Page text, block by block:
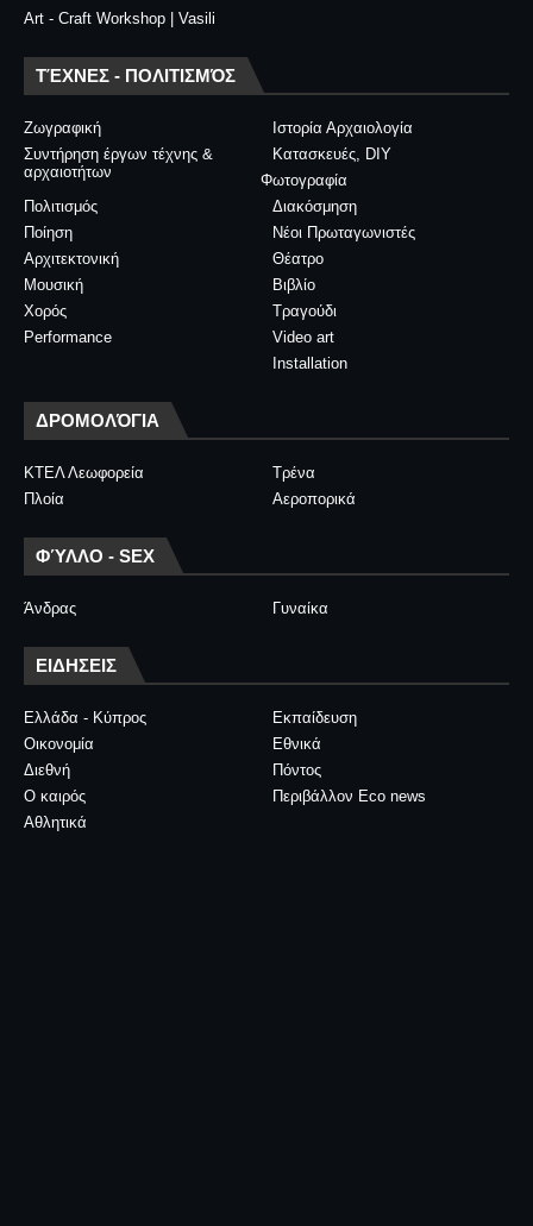
Art - Craft Workshop | Vasili
ΤΈΧΝΕΣ - ΠΟΛΙΤΙΣΜΌΣ
Ζωγραφική
Ιστορία Αρχαιολογία
Συντήρηση έργων τέχνης &
αρχαιοτήτων
Κατασκευές, DIY
Φωτογραφία
Διακόσμηση
Πολιτισμός
Νέοι Πρωταγωνιστές
Ποίηση
Θέατρο
Αρχιτεκτονική
Βιβλίο
Μουσική
Τραγούδι
Χορός
Video art
Performance
Installation
ΔΡΟΜΟΛΌΓΙΑ
ΚΤΕΛ Λεωφορεία
Τρένα
Πλοία
Αεροπορικά
ΦΎΛΛΟ - SEX
Άνδρας Γυναίκα
ΕΙΔΗΣΕΙΣ
Ελλάδα - Κύπρος
Εκπαίδευση
Οικονομία
Εθνικά
Διεθνή
Πόντος
Ο καιρός
Περιβάλλον Eco news
Αθλητικά